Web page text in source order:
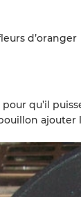
d’oranger
qu’il
ajouter